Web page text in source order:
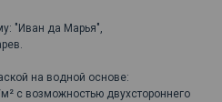
"Иван да Марья",
на водной основе:
с возможностью двухстороннего